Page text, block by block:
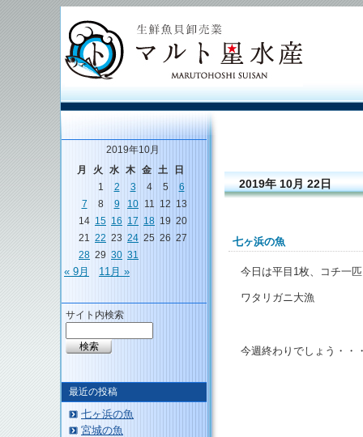
2019年 10月 22日
七ヶ浜の魚
今日は平目1枚、コチ一匹
ワタリガニ大漁
今週終わりでしょう・・
2019年10月
月
火 水 木 金 土
日
1
2 3 4 5
6
7
8 9 10 11 12 13
14 15 16 17 18 19 20
21 22 23 24 25 26 27
28 29 30 31
« 9月 11月 »
サイト内検索
最近の投稿
七ヶ浜の魚
宮城の魚